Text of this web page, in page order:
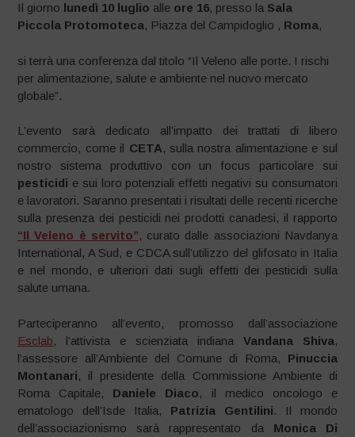
Il giorno lunedì 10 luglio alle ore 16, presso la Sala
Piccola Protomoteca, Piazza del Campidoglio , Roma,
si terrà una conferenza dal titolo “Il Veleno alle porte. I rischi
per alimentazione, salute e ambiente nel nuovo mercato
globale”.
L’evento sarà dedicato all’impatto dei trattati di libero
commercio, come il CETA, sulla nostra alimentazione e sul
nostro sistema produttivo con un focus particolare sui
pesticidi e sui loro potenziali effetti negativi su consumatori
e lavoratori. Saranno presentati i risultati delle recenti ricerche
sulla presenza dei pesticidi nei prodotti canadesi, il rapporto
“Il Veleno è servito”, curato dalle associazioni Navdanya
International, A Sud, e CDCA sull’utilizzo del glifosato in Italia
e nel mondo, e ulteriori dati sugli effetti dei pesticidi sulla
salute umana.
Parteciperanno all’evento, promosso dall’associazione
Esclab, l’attivista e scienziata indiana Vandana Shiva,
l’assessore all’Ambiente del Comune di Roma, Pinuccia
Montanari, il presidente della Commissione Ambiente di
Roma Capitale, Daniele Diaco, il medico oncologo e
ematologo dell’Isde Italia, Patrizia Gentilini. Il mondo
dell’associazionismo sarà rappresentato da Monica Di